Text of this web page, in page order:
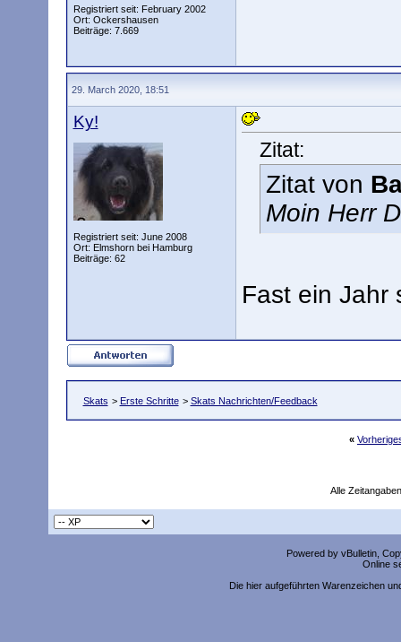
Registriert seit: February 2002
Ort: Ockershausen
Beiträge: 7.669
29. March 2020, 18:51
Ky!
Registriert seit: June 2008
Ort: Elmshorn bei Hamburg
Beiträge: 62
Zitat:
Zitat von
Moin Herr
Fast ein Jahr
Skats > Erste Schritte > Skats Nachrichten/Feedback
«
Alle
Powered by vBulletin,
Online
Die hier aufgeführten Warenzeichen